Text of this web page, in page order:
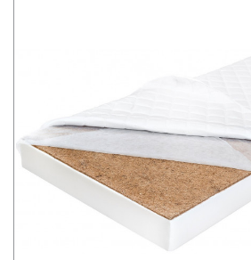
QUOTIDIANI
FESTE